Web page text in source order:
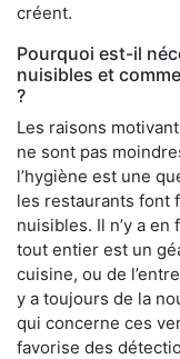
créent.
Pourquoi est-il
nuisibles et
?
Les raisons
ne sont pas
l’hygiène est une
les restaurants font
nuisibles. Il n’y a
tout entier est un
cuisine, ou de
y a toujours de la
qui concerne ces
favorise des